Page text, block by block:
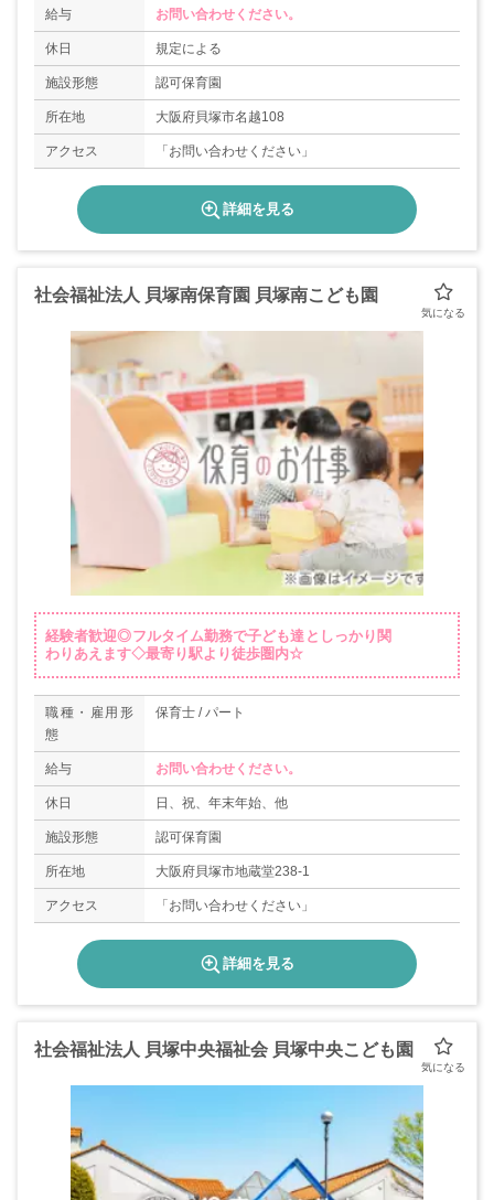
給与 お問い合わせください。
休日 規定による
施設形態 認可保育園
所在地 大阪府貝塚市名越108
アクセス 「お問い合わせください」
詳細を見る
社会福祉法人 貝塚南保育園 貝塚南こども園
経験者歓迎◎フルタイム勤務で子ども達としっかり関
わりあえます◇最寄り駅より徒歩圏内☆
職種・雇用形
態
保育士 / パート
給与 お問い合わせください。
休日 日、祝、年末年始、他
施設形態 認可保育園
所在地 大阪府貝塚市地蔵堂238-1
アクセス 「お問い合わせください」
詳細を見る
社会福祉法人 貝塚中央福祉会 貝塚中央こども園